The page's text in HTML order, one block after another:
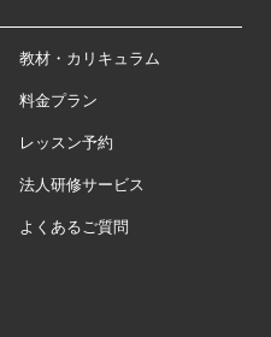
教材・カリキュラム
料金プラン
レッスン予約
法人研修サービス
よくあるご質問